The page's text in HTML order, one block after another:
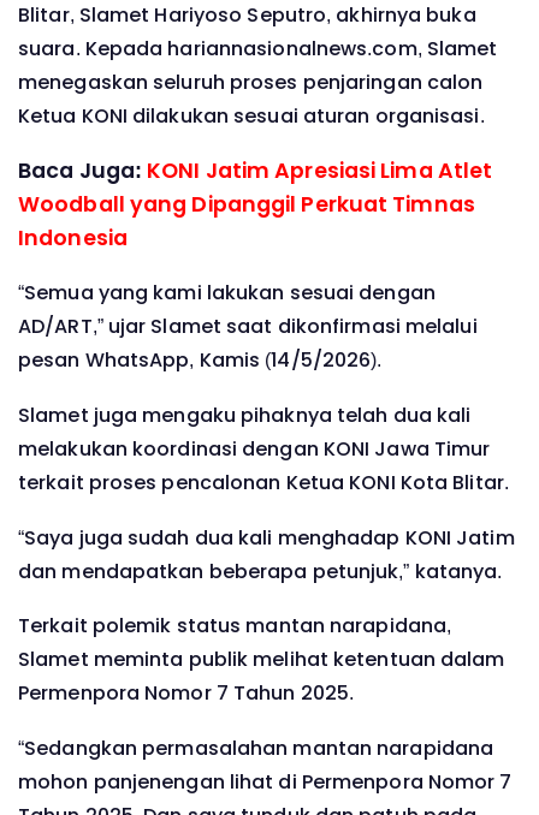
Blitar, Slamet Hariyoso Seputro, akhirnya buka
suara. Kepada hariannasionalnews.com, Slamet
menegaskan seluruh proses penjaringan calon
Ketua KONI dilakukan sesuai aturan organisasi.
Baca Juga: KONI Jatim Apresiasi Lima Atlet
Woodball yang Dipanggil Perkuat Timnas
Indonesia
“Semua yang kami lakukan sesuai dengan
AD/ART,” ujar Slamet saat dikonfirmasi melalui
pesan WhatsApp, Kamis (14/5/2026).
Slamet juga mengaku pihaknya telah dua kali
melakukan koordinasi dengan KONI Jawa Timur
terkait proses pencalonan Ketua KONI Kota Blitar.
“Saya juga sudah dua kali menghadap KONI Jatim
dan mendapatkan beberapa petunjuk,” katanya.
Terkait polemik status mantan narapidana,
Slamet meminta publik melihat ketentuan dalam
Permenpora Nomor 7 Tahun 2025.
“Sedangkan permasalahan mantan narapidana
mohon panjenengan lihat di Permenpora Nomor 7